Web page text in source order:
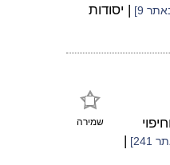
9] | יסודות
שמירה
241]
|